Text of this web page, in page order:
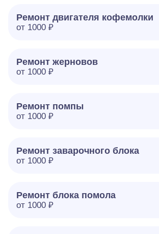
Ремонт двигателя кофемолки
от 1000 ₽
Ремонт жерновов
от 1000 ₽
Ремонт помпы
от 1000 ₽
Ремонт заварочного блока
от 1000 ₽
Ремонт блока помола
от 1000 ₽